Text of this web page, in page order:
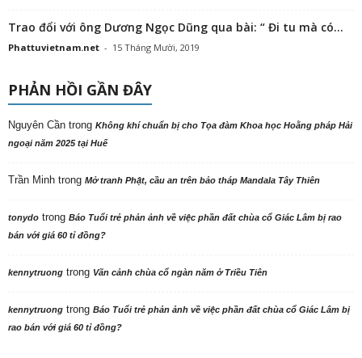
Trao đổi với ông Dương Ngọc Dũng qua bài: “ Đi tu mà có...
Phattuvietnam.net - 15 Tháng Mười, 2019
PHẢN HỒI GẦN ĐÂY
Nguyên Cần trong Không khí chuẩn bị cho Tọa đàm Khoa học Hoằng pháp Hải
ngoại năm 2025 tại Huế
Trần Minh trong Mở tranh Phật, cầu an trên bảo tháp Mandala Tây Thiên
tonydo trong Báo Tuổi trẻ phản ảnh về việc phần đất chùa cổ Giác Lâm bị rao
bán với giá 60 tỉ đồng?
kennytruong trong Vãn cảnh chùa cổ ngàn năm ở Triều Tiên
kennytruong trong Báo Tuổi trẻ phản ảnh về việc phần đất chùa cổ Giác Lâm bị
rao bán với giá 60 tỉ đồng?